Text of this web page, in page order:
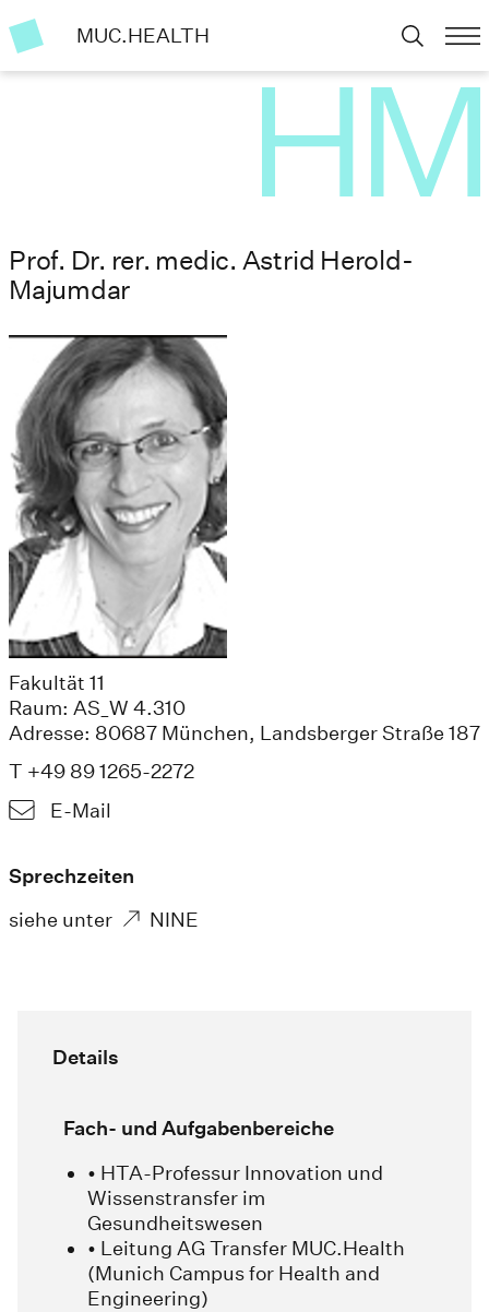
MUC.HEALTH
Prof. Dr. rer. medic. Astrid Herold-
Majumdar
Fakultät 11
Raum: AS_W 4.310
Adresse: 80687 München, Landsberger Straße 187
T +49 89 1265-2272
E-Mail
Sprechzeiten
siehe unter
NINE
Details
Fach- und Aufgabenbereiche
• HTA-Professur Innovation und
Wissenstransfer im
Gesundheitswesen
• Leitung AG Transfer MUC.Health
(Munich Campus for Health and
Engineering)